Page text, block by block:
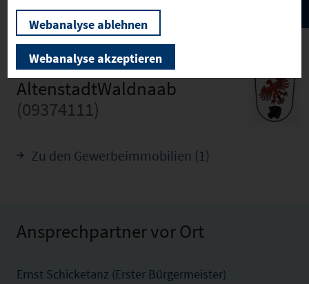
AltenstadtWaldnaab
(09374111)
Zu den Gewerbeimmobilien (1)
Ansprechpartner vor Ort
Ernst Schicketanz (Erster Bürgermeister)
Webanalyse ablehnen
Webanalyse akzeptieren